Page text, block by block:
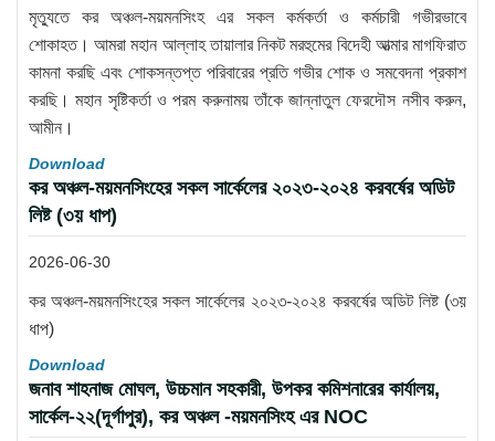
মৃত্যুতে কর অঞ্চল-ময়মনসিংহ এর সকল কর্মকর্তা ও কর্মচারী গভীরভাবে
শোকাহত। আমরা মহান আল্লাহ তায়ালার নিকট মরহুমের বিদেহী আত্মার মাগফিরাত
কামনা করছি এবং শোকসন্তপ্ত পরিবারের প্রতি গভীর শোক ও সমবেদনা প্রকাশ
করছি। মহান সৃষ্টিকর্তা ও পরম করুনাময় তাঁকে জান্নাতুল ফেরদৌস নসীব করুন,
আমীন।
Download
কর অঞ্চল-ময়মনসিংহের সকল সার্কেলের ২০২৩-২০২৪ করবর্ষের অডিট
লিষ্ট (৩য় ধাপ)
2026-06-30
কর অঞ্চল-ময়মনসিংহের সকল সার্কেলের ২০২৩-২০২৪ করবর্ষের অডিট লিষ্ট (৩য়
ধাপ)
Download
জনাব শাহনাজ মোঘল, উচ্চমান সহকারী, উপকর কমিশনারের কার্যালয়,
সার্কেল-২২(দূর্গাপুর), কর অঞ্চল -ময়মনসিংহ এর NOC